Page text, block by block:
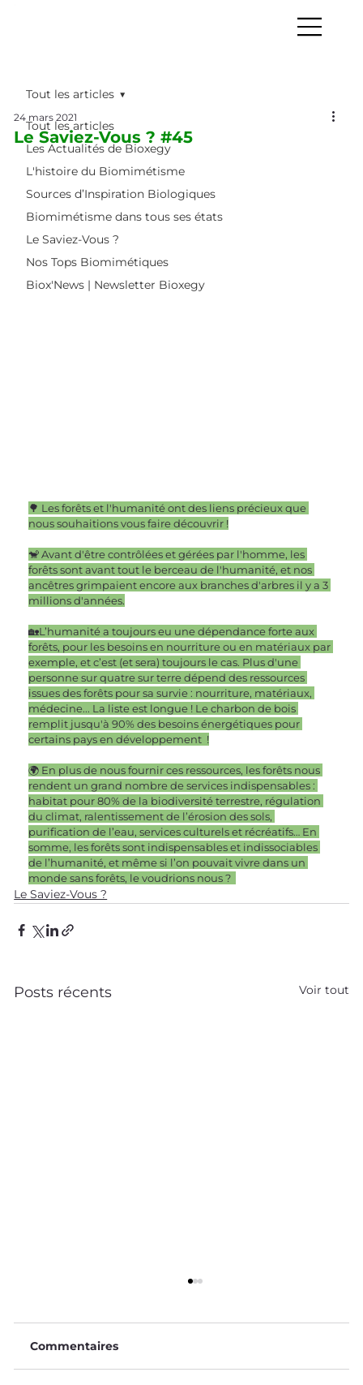
Tout les articles
Les Actualités de Bioxegy
L'histoire du Biomimétisme
Sources d’Inspiration Biologiques
Biomimétisme dans tous ses états
Le Saviez-Vous ?
Nos Tops Biomimétiques
Biox'News | Newsletter Bioxegy
Tout les articles
Le Saviez-Vous ? #45
24 mars 2021
🌳 Les forêts et l'humanité ont des liens précieux que
nous souhaitions vous faire découvrir !
🐒 Avant d'être contrôlées et gérées par l'homme, les
forêts sont avant tout le berceau de l'humanité, et nos
ancêtres grimpaient encore aux branches d'arbres il y a 3
millions d'années.
🏡L’humanité a toujours eu une dépendance forte aux
forêts, pour les besoins en nourriture ou en matériaux par
exemple, et c’est (et sera) toujours le cas. Plus d'une
personne sur quatre sur terre dépend des ressources
issues des forêts pour sa survie : nourriture, matériaux,
médecine... La liste est longue ! Le charbon de bois
remplit jusqu'à 90% des besoins énergétiques pour
certains pays en développement  !
🌍 En plus de nous fournir ces ressources, les forêts nous
rendent un grand nombre de services indispensables :
habitat pour 80% de la biodiversité terrestre, régulation
du climat, ralentissement de l’érosion des sols,
purification de l’eau, services culturels et récréatifs… En
somme, les forêts sont indispensables et indissociables
de l’humanité, et même si l’on pouvait vivre dans un
monde sans forêts, le voudrions nous ?
Le Saviez-Vous ?
Posts récents Voir tout
Commentaires